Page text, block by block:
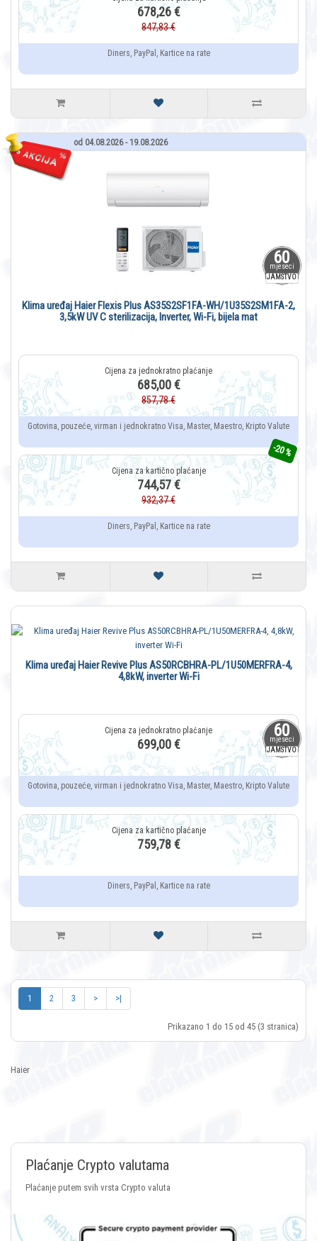
678,26 €
847,83 €
Diners, PayPal, Kartice na rate
od 04.08.2026 - 19.08.2026
60
mjeseci
JAMSTVO
Klima uređaj Haier Flexis Plus AS35S2SF1FA-WH/1U35S2SM1FA-2,
3,5kW UV C sterilizacija, Inverter, Wi-Fi, bijela mat
685,00 €
857,78 €
Gotovina, pouzeće, virman i jednokratno Visa, Master, Maestro, Kripto Valute
-20 %
744,57 €
932,37 €
Diners, PayPal, Kartice na rate
60
mjeseci
JAMSTVO
Klima uređaj Haier Revive Plus AS50RCBHRA-PL/1U50MERFRA-4,
4,8kW, inverter Wi-Fi
699,00 €
Gotovina, pouzeće, virman i jednokratno Visa, Master, Maestro, Kripto Valute
759,78 €
Diners, PayPal, Kartice na rate
1 2 3 > >|
Prikazano 1 do 15 od 45 (3 stranica)
Haier
Plaćanje Crypto valutama
Plaćanje putem svih vrsta Crypto valuta